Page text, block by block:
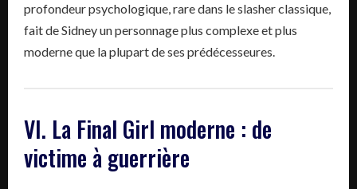
profondeur psychologique, rare dans le slasher classique,
fait de Sidney un personnage plus complexe et plus
moderne que la plupart de ses prédécesseures.
VI. La Final Girl moderne : de
victime à guerrière